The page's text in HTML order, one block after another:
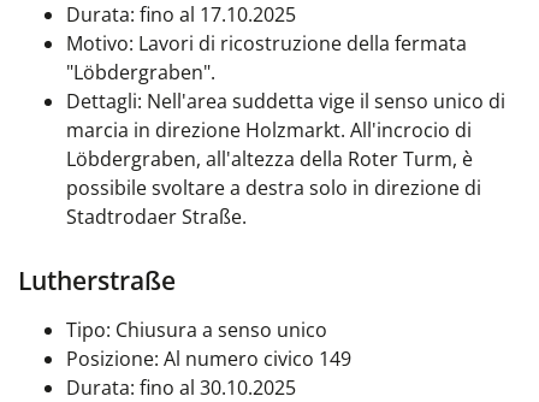
Durata: fino al 17.10.2025
Motivo: Lavori di ricostruzione della fermata
"Löbdergraben".
Dettagli: Nell'area suddetta vige il senso unico di
marcia in direzione Holzmarkt. All'incrocio di
Löbdergraben, all'altezza della Roter Turm, è
possibile svoltare a destra solo in direzione di
Stadtrodaer Straße.
Lutherstraße
Tipo: Chiusura a senso unico
Posizione: Al numero civico 149
Durata: fino al 30.10.2025